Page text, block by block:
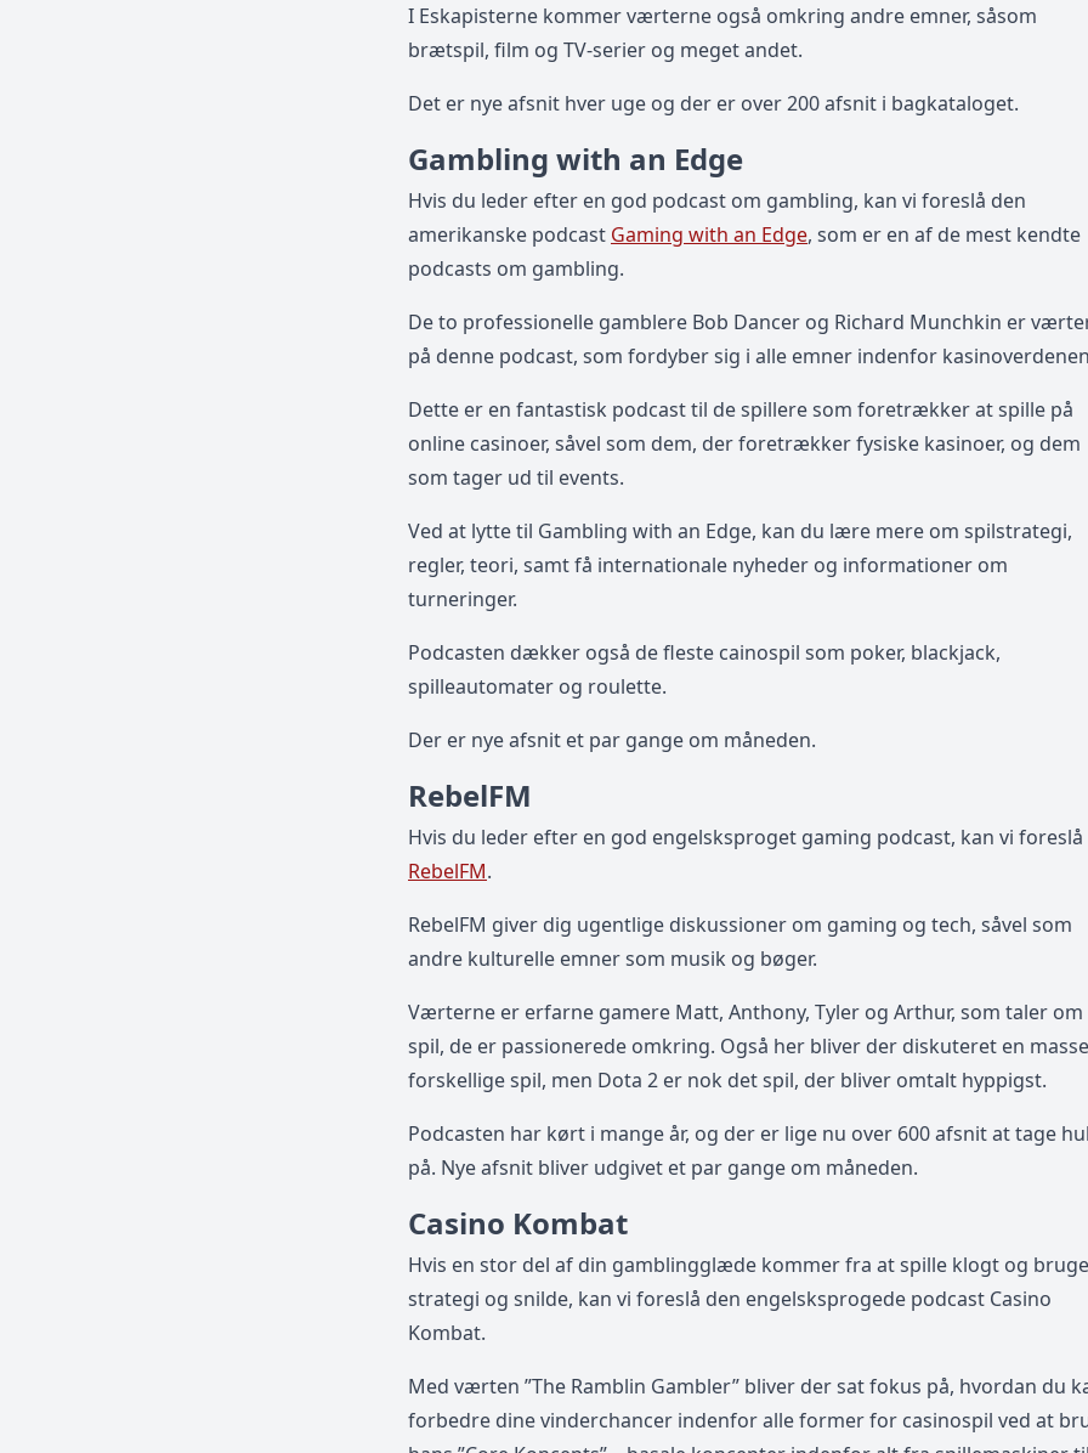
I Eskapisterne kommer værterne også omkring andre emner, såsom
brætspil, film og TV-serier og meget andet.
Det er nye afsnit hver uge og der er over 200 afsnit i bagkataloget.
Gambling with an Edge
Hvis du leder efter en god podcast om gambling, kan vi foreslå den
amerikanske podcast Gaming with an Edge, som er en af de mest kendte
podcasts om gambling.
De to professionelle gamblere Bob Dancer og Richard Munchkin er
på denne podcast, som fordyber sig i alle emner indenfor
Dette er en fantastisk podcast til de spillere som foretrækker at spille på
online casinoer, såvel som dem, der foretrækker fysiske kasinoer, og dem
som tager ud til events.
Ved at lytte til Gambling with an Edge, kan du lære mere om spilstrategi,
regler, teori, samt få internationale nyheder og informationer om
turneringer.
Podcasten dækker også de fleste cainospil som poker, blackjack,
spilleautomater og roulette.
Der er nye afsnit et par gange om måneden.
RebelFM
Hvis du leder efter en god engelsksproget gaming podcast, kan vi foreslå
RebelFM.
RebelFM giver dig ugentlige diskussioner om gaming og tech, såvel som
andre kulturelle emner som musik og bøger.
Værterne er erfarne gamere Matt, Anthony, Tyler og Arthur, som taler om
spil, de er passionerede omkring. Også her bliver der diskuteret en masse
forskellige spil, men Dota 2 er nok det spil, der bliver omtalt hyppigst.
Podcasten har kørt i mange år, og der er lige nu over 600 afsnit at tage hul
på. Nye afsnit bliver udgivet et par gange om måneden.
Casino Kombat
Hvis en stor del af din gamblingglæde kommer fra at spille klogt og bruge
strategi og snilde, kan vi foreslå den engelsksprogede podcast Casino
Kombat.
Med værten ”The Ramblin Gambler” bliver der sat fokus på, hvordan du
forbedre dine vinderchancer indenfor alle former for casinospil ved at